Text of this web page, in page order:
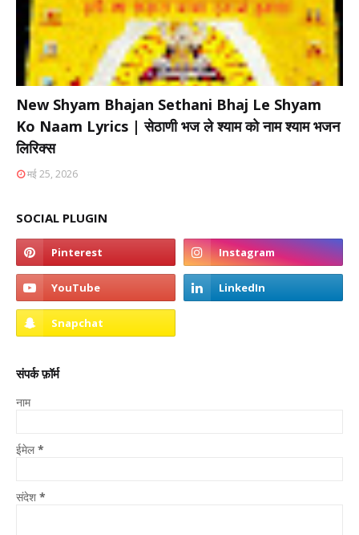
New Shyam Bhajan Sethani Bhaj Le Shyam
Ko Naam Lyrics | सेठाणी भज ले श्याम को नाम श्याम भजन
लिरिक्स
मई 25, 2026
SOCIAL PLUGIN
संपर्क फ़ॉर्म
नाम
ईमेल*
संदेश *